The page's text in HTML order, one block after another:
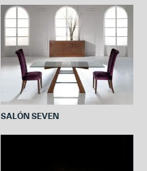
SALÓN SEVEN